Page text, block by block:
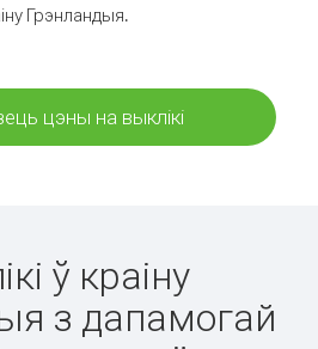
Грэнландыя.
цэны на выклікі
ў краіну
з дапамогай